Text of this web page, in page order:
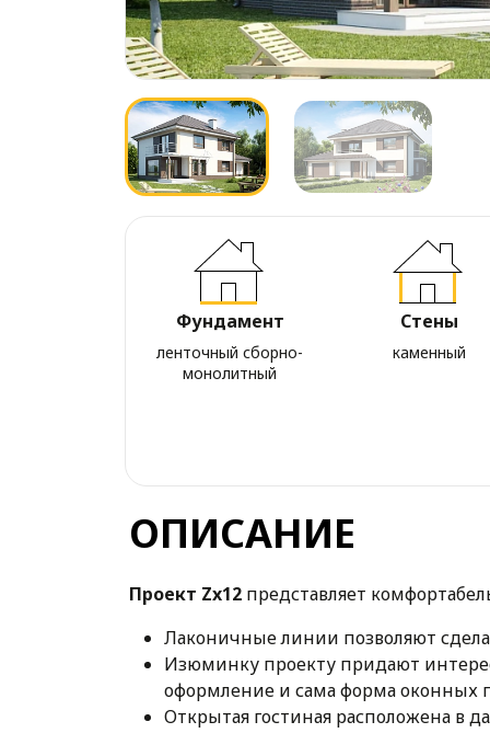
Фундамент
ленточный сборно-
монолитный
Стены
каменный
ОПИСАНИЕ
Проект Zx12 представляет
Лаконичные линии позволяют
Изюминку проекту придают
оформление и сама форма оконных
Открытая гостиная расположена в